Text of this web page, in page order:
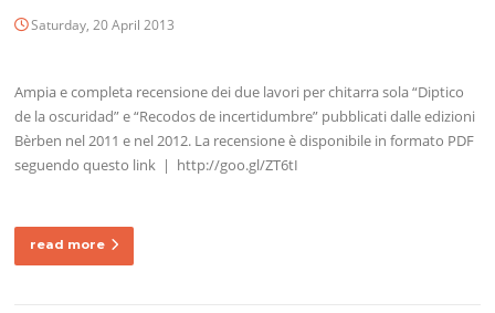
Saturday, 20 April 2013
Ampia e completa recensione dei due lavori per chitarra sola “Diptico
de la oscuridad” e “Recodos de incertidumbre” pubblicati dalle edizioni
Bèrben nel 2011 e nel 2012. La recensione è disponibile in formato PDF
seguendo questo link | http://goo.gl/ZT6tI
read more